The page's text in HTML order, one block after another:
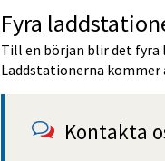
Fyra
Till en början blir det
Laddstationerna kommer
Kontakta